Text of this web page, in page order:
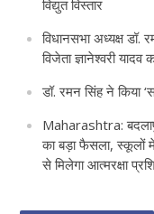
विद्युत विस्तार
विधानसभा अध्यक्ष
विजेता ज्ञानेश्वरी यादव
डॉ. रमन सिंह ने किया
Maharashtra:
का बड़ा फैसला, स्कूलों
से मिलेगा आत्मरक्षा